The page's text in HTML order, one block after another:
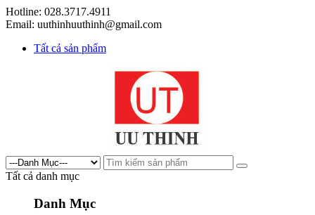
Hotline: 028.3717.4911
Email: uuthinhuuthinh@gmail.com
Tất cả sản phẩm
Tất cả danh mục
Danh Mục